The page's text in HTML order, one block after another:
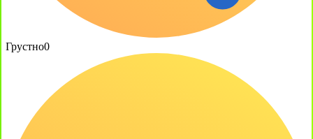
Грустно0